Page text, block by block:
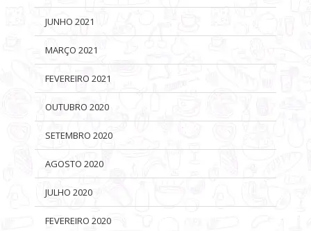
JUNHO 2021
MARÇO 2021
FEVEREIRO 2021
OUTUBRO 2020
SETEMBRO 2020
AGOSTO 2020
JULHO 2020
FEVEREIRO 2020